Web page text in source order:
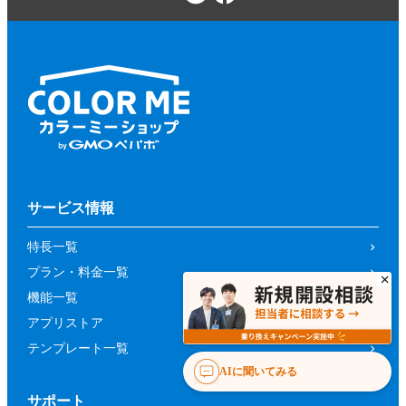
サービス情報
特長一覧
プラン・料金一覧
機能一覧
アプリストア
テンプレート一覧
サポート
AIに聞いてみる